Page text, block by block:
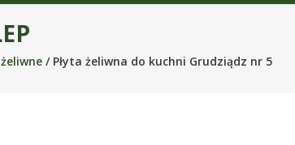
/ Płyta żeliwna do kuchni Grudziądz nr 5